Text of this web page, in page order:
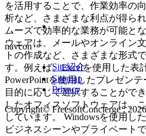
を活用することで、作業効率の
析など、さまざまな利点が得ら
ムーズで効率的な業務が可能と
ウェアは、メールやオンライン
トの作成など、さまざまな形式
す。例えば、Excelを使用した表
PowerPointを使用したプレゼン
目的に応じて選択することがで
したオフィスソフトウェアは、
しています。 Windowsを使用し
ビジネスシーンやプライベート
navcon
Site紹介
Sitemap
Privacy
Copyright© FreesoftConcierge ,